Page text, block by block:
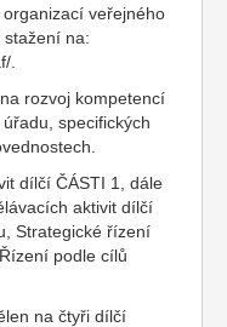
veřejného
na:
.
rozvoj kompetencí
specifických
dílčí ČÁSTI 1, dále
aktivit dílčí
Strategické řízení
podle cílů
na čtyři dílčí